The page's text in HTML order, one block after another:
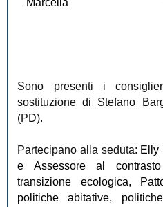
Sono presenti i
sostituzione di Stefano
(PD).
Partecipano alla seduta: Elly
e Assessore al
transizione ecologica,
politiche abitative,